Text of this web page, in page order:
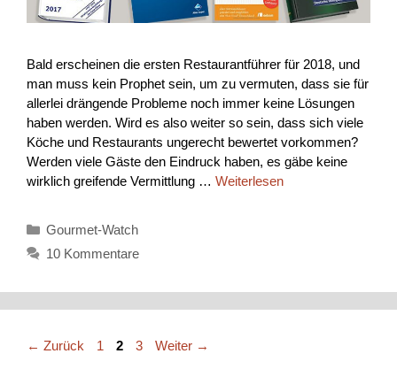
Bald erscheinen die ersten Restaurantführer für 2018, und
man muss kein Prophet sein, um zu vermuten, dass sie für
allerlei drängende Probleme noch immer keine Lösungen
haben werden. Wird es also weiter so sein, dass sich viele
Köche und Restaurants ungerecht bewertet vorkommen?
Werden viele Gäste den Eindruck haben, es gäbe keine
wirklich greifende Vermittlung … Weiterlesen
Kategorien
Gourmet-Watch
10 Kommentare
← Zurück Seite
1 Seite
2 Seite
3 Weiter →